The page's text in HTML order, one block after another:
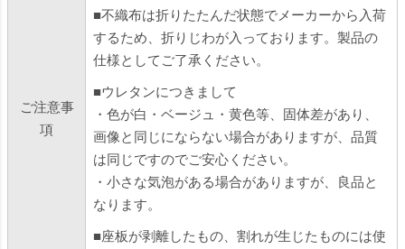
ご注意事
項
■不織布は折りたたんだ状態でメーカーから入荷
するため、折りじわが入っております。製品の
仕様としてご了承ください。
■ウレタンにつきまして
・色が白・ベージュ・黄色等、固体差があり、
画像と同じにならない場合がありますが、品質
は同じですのでご安心ください。
・小さな気泡がある場合がありますが、良品と
なります。
■座板が剥離したもの、割れが生じたものには使